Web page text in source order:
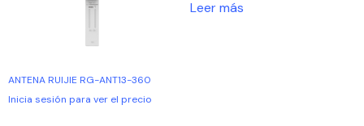
ANTENA RUIJIE RG-ANT13-360
Inicia sesión para ver el precio
Leer más